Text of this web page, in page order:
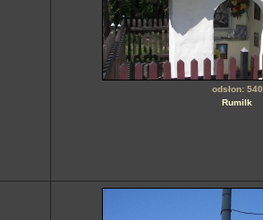
odsłon: 540
Rumilk